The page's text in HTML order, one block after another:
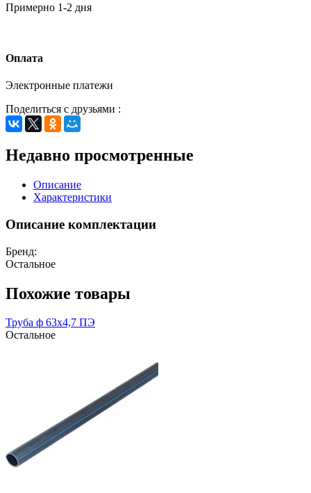
Примерно 1-2 дня
Оплата
Электронные платежи
Поделиться с друзьями :
Недавно просмотренные
Описание
Характеристики
Описание комплектации
Бренд:
Остальное
Похожие товары
Труба ф 63х4,7 ПЭ
Остальное